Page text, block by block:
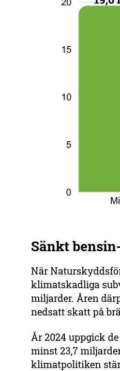
Sänkt
När
klimatskadliga
miljarder. Åren
nedsatt skatt på
År 2024 uppgick
minst 23,7
klimatpolitiken